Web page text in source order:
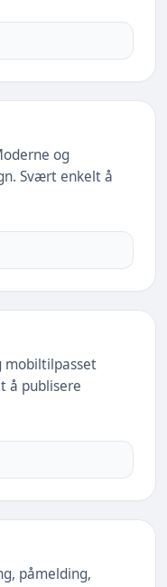
og
Svært enkelt å
å publisere
påmelding,